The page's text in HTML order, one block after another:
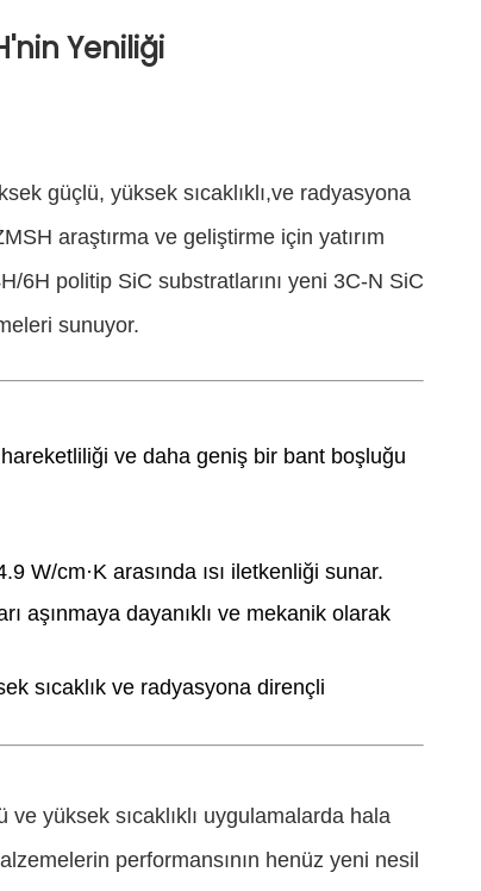
Yeniliği
güçlü, yüksek sıcaklıklı,ve radyasyona
araştırma ve geliştirme için yatırım
6H politip SiC substratlarını yeni 3C-N SiC
sunuyor.
ve daha geniş bir bant boşluğu
W/cm·K arasında ısı iletkenliği sunar.
aşınmaya dayanıklı ve mekanik olarak
sıcaklık ve radyasyona dirençli
yüksek sıcaklıklı uygulamalarda hala
performansının henüz yeni nesil